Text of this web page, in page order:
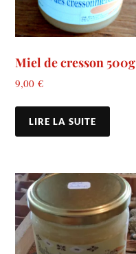
Miel de cresson 500g
9,00€
LIRE LA SUITE